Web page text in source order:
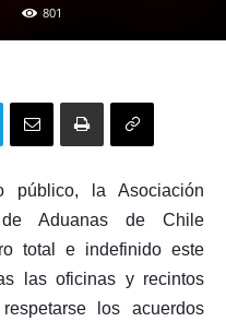
801
público, la Asociación
Aduanas de Chile
total e indefinido este
las oficinas y recintos
los acuerdos